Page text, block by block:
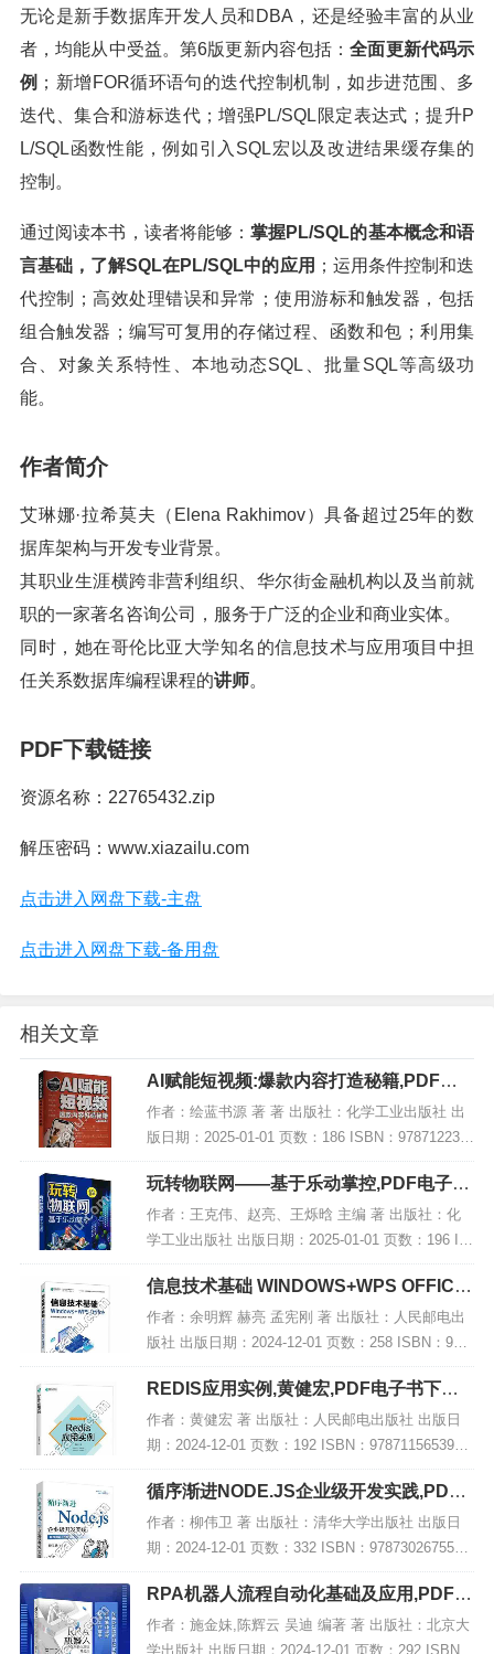
无论是新手数据库开发人员和DBA，还是经验丰富的从业
者，均能从中受益。第6版更新内容包括：全面更新代码示
例 ；新增FOR循环语句的迭代控制机制，如步进范围、多
迭代、集合和游标迭代；增强PL/SQL限定表达式；提升P
L/SQL函数性能，例如引入SQL宏以及改进结果缓存集的
控制。
通过阅读本书，读者将能够：掌握PL/SQL的基本概念和语
言基础，了解SQL在PL/SQL中的应用 ；运用条件控制和迭
代控制；高效处理错误和异常；使用游标和触发器，包括
组合触发器；编写可复用的存储过程、函数和包；利用集
合、对象关系特性、本地动态SQL、批量SQL等高级功
能。
作者简介
艾琳娜·拉希莫夫（Elena Rakhimov）具备超过25年的数
据库架构与开发专业背景。
其职业生涯横跨非营利组织、华尔街金融机构以及当前就
职的一家著名咨询公司，服务于广泛的企业和商业实体。
同时，她在哥伦比亚大学知名的信息技术与应用项目中担
任关系数据库编程课程的讲师。
PDF下载链接
资源名称：22765432.zip
解压密码：www.xiazailu.com
点击进入网盘下载-主盘
点击进入网盘下载-备用盘
相关文章
AI赋能短视频:爆款内容打造秘籍,PDF电
子书下载
作者：绘蓝书源 著 著 出版社：化学工业出版社 出
版日期：2025-01-01 页数：186 ISBN：978712236
5699 电子书大小：200MB [高清扫描版PDF格式] 内
容简...
玩转物联网——基于乐动掌控,PDF电子书
网盘下载
作者：王克伟、赵亮、王烁晗 主编 著 出版社：化
学工业出版社 出版日期：2025-01-01 页数：196 IS
BN：9787122460721 电子书大小：259MB [高清扫
描版PDF格式...
信息技术基础 WINDOWS+WPS OFFICE,
PDF下载
作者：余明辉 赫亮 孟宪刚 著 出版社：人民邮电出
版社 出版日期：2024-12-01 页数：258 ISBN：978
7115641540 电子书大小：192MB [高清扫描版PDF
格式]...
REDIS应用实例,黄健宏,PDF电子书下载,
网盘资源
作者：黄健宏 著 出版社：人民邮电出版社 出版日
期：2024-12-01 页数：192 ISBN：9787115653956
电子书大小：183MB [高清扫描版PDF格式] 内容简
介 本书...
循序渐进NODE.JS企业级开发实践,PDF
电子书下载
作者：柳伟卫 著 出版社：清华大学出版社 出版日
期：2024-12-01 页数：332 ISBN：9787302675556
电子书大小：260MB [高清扫描版PDF格式] 内容简
介 《循...
RPA机器人流程自动化基础及应用,PDF电
子书下载
作者：施金妹,陈辉云 吴迪 编著 著 出版社：北京大
学出版社 出版日期：2024-12-01 页数：292 ISBN：